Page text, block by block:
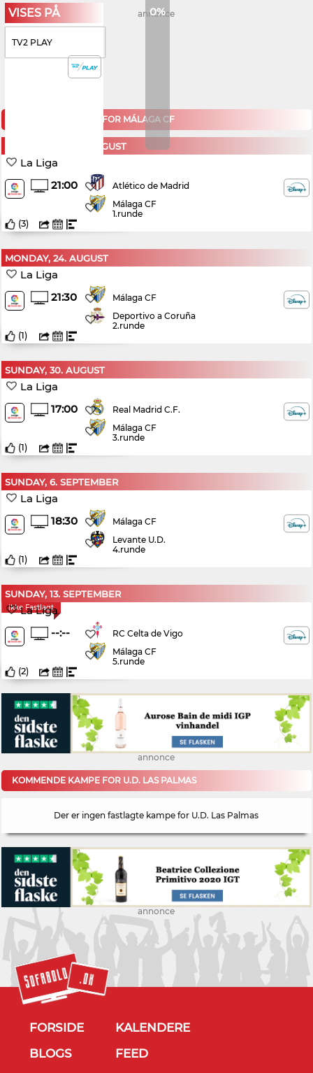
0%
VISES PÅ
TV2 PLAY
annonce
KOMMENDE KAMPE FOR MÁLAGA CF
WEDNESDAY, 19. AUGUST
La Liga
21:00
Atlético de Madrid
Málaga CF
1.runde
(3)
MONDAY, 24. AUGUST
La Liga
21:30
Málaga CF
Deportivo a Coruña
2.runde
(1)
SUNDAY, 30. AUGUST
La Liga
17:00
Real Madrid C.F.
Málaga CF
3.runde
(1)
SUNDAY, 6. SEPTEMBER
La Liga
18:30
Málaga CF
Levante U.D.
4.runde
(1)
SUNDAY, 13. SEPTEMBER
Ikke Fastlagt
La Liga
--:--
RC Celta de Vigo
Málaga CF
5.runde
(2)
annonce
KOMMENDE KAMPE FOR U.D. LAS PALMAS
Der er ingen fastlagte kampe for U.D. Las Palmas
annonce
FORSIDE
KALENDERE
BLOGS
FEED